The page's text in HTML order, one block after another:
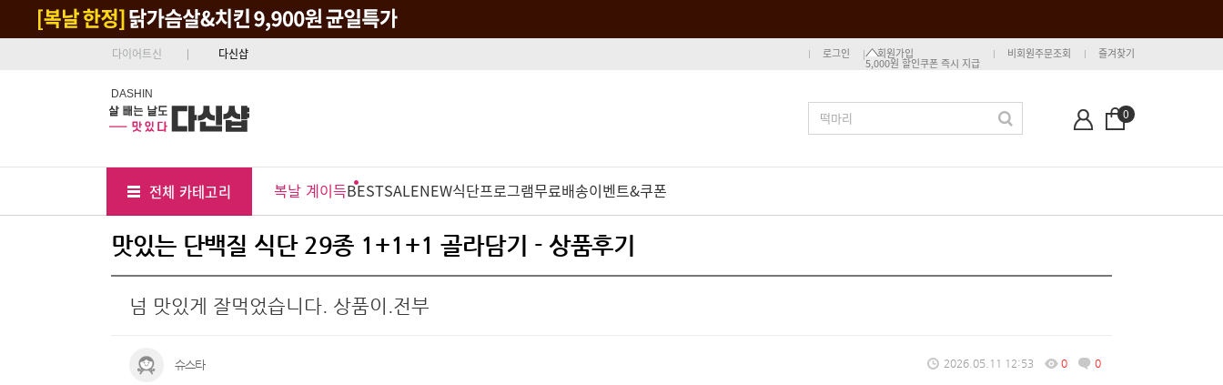
다이어트신 다신샵 로그인 회원가입
5,000원 할인쿠폰 즉시 지급
비회원주문조회 즐겨찾기
DASHIN
0
전체 카테고리 복날 계이득BESTSALENEW식단프로그램무료배송이벤트&쿠폰
맛있는 단백질 식단 29종 1+1+1 골라담기 - 상품후기
넘 맛있게 잘먹었습니다. 상품이.전부
슈스타 2026.05.11 12:53 0 0